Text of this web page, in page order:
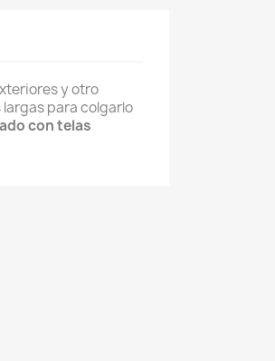
y otro
para colgarlo
con telas